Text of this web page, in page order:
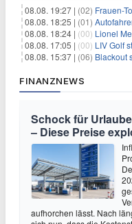
08.08. 19:27 | (02) Frauen-
08.08. 18:25 | (01)
08.08. 18:24 | (00) Lionel
08.08. 17:05 | (00) LIV Golf steht
08.08. 15:37 | (06) Blackout
FINANZNEWS
Schock für
– Diese Preise
aufhorchen lässt. Nach